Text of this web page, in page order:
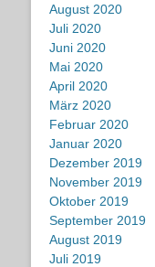
August 2020
Juli 2020
Juni 2020
Mai 2020
April 2020
März 2020
Februar 2020
Januar 2020
Dezember 2019
November 2019
Oktober 2019
September 2019
August 2019
Juli 2019